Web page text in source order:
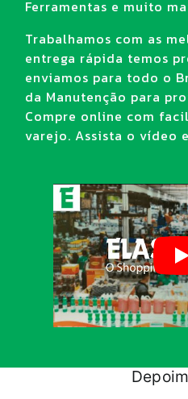
Ferramentas e muito
Trabalhamos com as
entrega rápida temos
enviamos para todo o
da Manutenção para
Compre online com
varejo. Assista o vídeo